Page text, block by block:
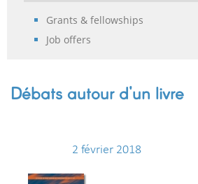
Grants & fellowships
Job offers
Débats autour d'un livre
2 février 2018